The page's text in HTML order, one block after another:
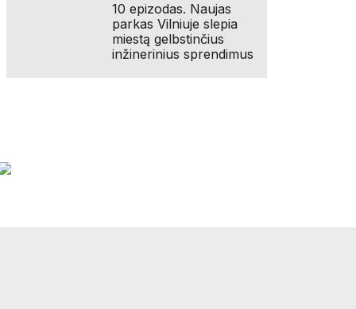
10 epizodas. Naujas
parkas Vilniuje slepia
miestą gelbstinčius
inžinerinius sprendimus